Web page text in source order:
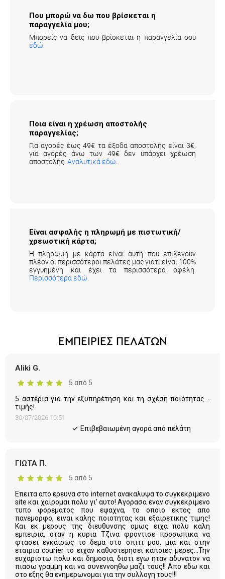
Που μπορώ να δω που βρίσκεται η
παραγγελία μου;
Μπορείς να δεις που βρίσκεται η παραγγελία σου
εδώ
Ποια είναι η χρέωση αποστολής
παραγγελίας;
Για αγορές έως 49€ τα έξοδα αποστολής είναι 3€,
για αγορές άνω των 49€ δεν υπάρχει χρέωση
αποστολής. Αναλυτικά εδώ
Είναι ασφαλής η πληρωμή με πιστωτική/
χρεωστική κάρτα;
Η πληρωμή με κάρτα είναι αυτή που επιλέγουν
πλέον οι περισσότεροι πελάτες μας γιατί είναι 100%
εγγυημένη και έχει τα περισσότερα οφέλη.
Περισσότερα εδώ
ΕΜΠΕΙΡΙΕΣ ΠΕΛΑΤΩΝ
Aliki G.
5 από 5
5 αστέρια για την εξυπηρέτηση και τη σχέση ποιότητας -
τιμής!
30/07/2026 10:51
Eπιβεβαιωμένη αγορά από πελάτη
ΓΙΩΤΑ Π.
5 από 5
Επειτα απο ερευνα στο internet ανακαλυψα το συγκεκριμενο
site και χαιρομαι πολυ γι' αυτο! Αγορασα εναν συγκεκριμενο
τυπο φορεματος που εψαχνα, το οποιο εκτος απο
πανεμορφο, ειναι καλης ποιοτητας και εξαιρετικης τιμης!
Και εκ μερους της διευθυνσης ομως ειχα πολυ καλη
εμπειρια, οταν η κυρια Τζινα φροντισε προσωπικα να
φτασει εγκαιρως το δεμα στο σπιτι μου, μια και στην
εταιρια courier το ειχαν καθυστερησει καποιες μερες...Την
ευχαριστω πολυ και δημοσια, διοτι εγω ηταν αδυνατον να
πιασω γραμμη και να συνεννοηθω μαζι τους!! Απο εδω και
στο εξης θα ενημερωνομαι για την συλλογη τους!!!